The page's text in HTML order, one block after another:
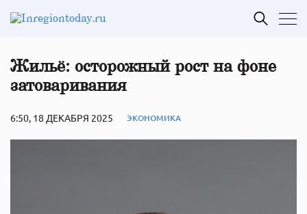
Жильё: осторожный рост на фоне
затоваривания
6:50, 18 ДЕКАБРЯ 2025 ЭКОНОМИКА